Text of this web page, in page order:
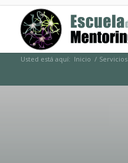
Usted está aquí: Inicio / Servicios